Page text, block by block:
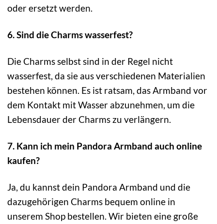
oder ersetzt werden.
6. Sind die Charms wasserfest?
Die Charms selbst sind in der Regel nicht
wasserfest, da sie aus verschiedenen Materialien
bestehen können. Es ist ratsam, das Armband vor
dem Kontakt mit Wasser abzunehmen, um die
Lebensdauer der Charms zu verlängern.
7. Kann ich mein Pandora Armband auch online
kaufen?
Ja, du kannst dein Pandora Armband und die
dazugehörigen Charms bequem online in
unserem Shop bestellen. Wir bieten eine große